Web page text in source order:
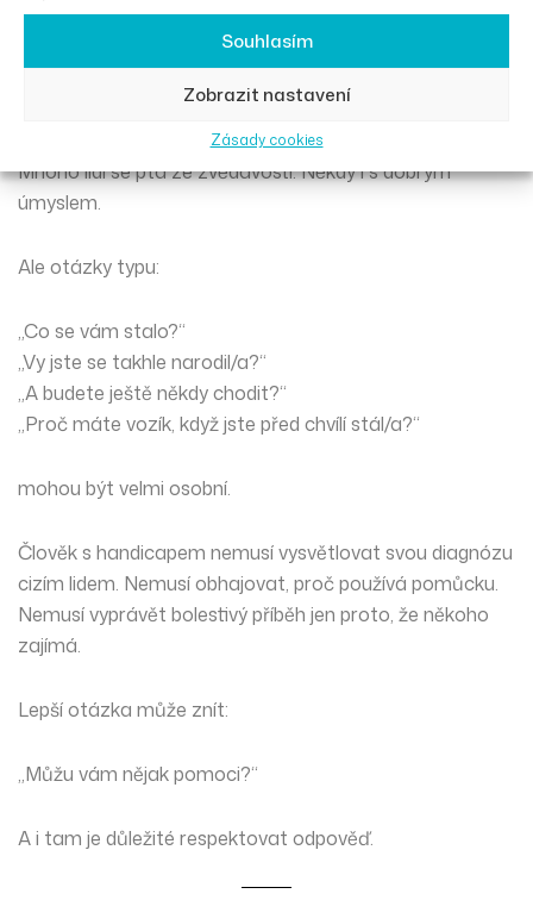
Souhlasím
Zobrazit nastavení
Zásady cookies
9. Otázka „co se vám
stalo?“ může bolet
Mnoho lidí se ptá ze zvědavosti. Někdy i s dobrým
úmyslem.
Ale otázky typu:
„Co se vám stalo?“
„Vy jste se takhle narodil/a?“
„A budete ještě někdy chodit?“
„Proč máte vozík, když jste před chvílí stál/a?“
mohou být velmi osobní.
Člověk s handicapem nemusí vysvětlovat svou diagnózu
cizím lidem. Nemusí obhajovat, proč používá pomůcku.
Nemusí vyprávět bolestivý příběh jen proto, že někoho
zajímá.
Lepší otázka může znít:
„Můžu vám nějak pomoci?“
A i tam je důležité respektovat odpověď.